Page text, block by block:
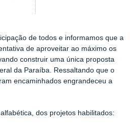
de todos e informamos que a
de aproveitar ao máximo os
construir uma única proposta
da Paraíba. Ressaltando que o
encaminhados engrandeceu a
dos projetos habilitados: